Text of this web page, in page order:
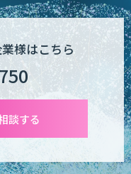
様はこちら
談する